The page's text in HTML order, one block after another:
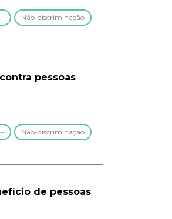
Não-discriminação
pessoas
Não-discriminação
de pessoas